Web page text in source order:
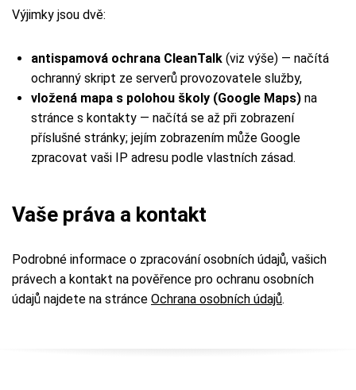
Výjimky jsou dvě:
antispamová ochrana CleanTalk (viz výše) — načítá
ochranný skript ze serverů provozovatele služby,
vložená mapa s polohou školy (Google Maps) na
stránce s kontakty — načítá se až při zobrazení
příslušné stránky; jejím zobrazením může Google
zpracovat vaši IP adresu podle vlastních zásad.
Vaše práva a kontakt
Podrobné informace o zpracování osobních údajů, vašich
právech a kontakt na pověřence pro ochranu osobních
údajů najdete na stránce Ochrana osobních údajů.